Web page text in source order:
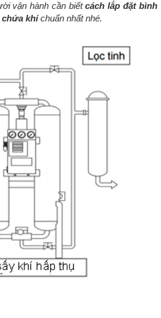
vận hành cần biếtcách lắp đặt bình
chứa khíchuẩn nhất nhé.